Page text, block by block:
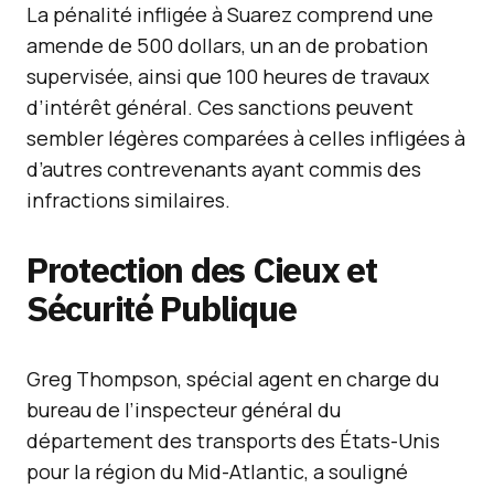
La pénalité infligée à Suarez comprend une
amende de 500 dollars, un an de probation
supervisée, ainsi que 100 heures de travaux
d’intérêt général. Ces sanctions peuvent
sembler légères comparées à celles infligées à
d’autres contrevenants ayant commis des
infractions similaires.
Protection des Cieux et
Sécurité Publique
Greg Thompson, spécial agent en charge du
bureau de l’inspecteur général du
département des transports des États-Unis
pour la région du Mid-Atlantic, a souligné